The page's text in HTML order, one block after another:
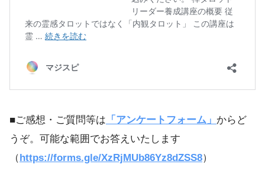
■ご感想・ご質問等は 「アンケートフォーム」 からど
うぞ。可能な範囲でお答えいたします
（ https://forms.gle/XzRjMUb86Yz8dZSS8）